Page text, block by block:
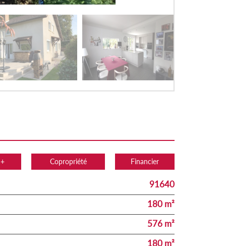
Copropriété Financier
91640
180 m²
576 m²
180 m²